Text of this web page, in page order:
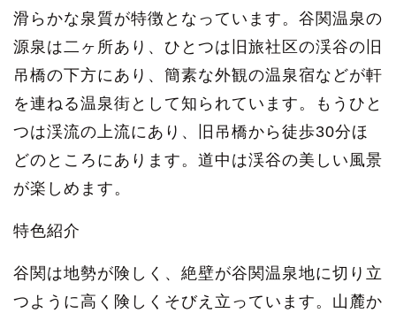
滑らかな泉質が特徴となっています。谷関温泉の
源泉は二ヶ所あり、ひとつは旧旅社区の渓谷の旧
吊橋の下方にあり、簡素な外観の温泉宿などが軒
を連ねる温泉街として知られています。もうひと
つは渓流の上流にあり、旧吊橋から徒歩30分ほ
どのところにあります。道中は渓谷の美しい風景
が楽しめます。
特色紹介
谷関は地勢が険しく、絶壁が谷関温泉地に切り立
つように高く険しくそびえ立っています。山麓か